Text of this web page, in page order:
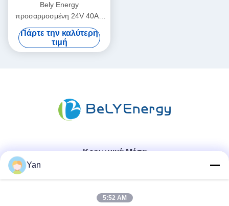
Bely Energy
προσαρμοσμένη 24V 40AH
μπαταρία για το σταθμό
επικοινωνίας UPS ιατρική
Πάρτε την καλύτερη
τιμή
Κοινωνικά Μέσα
Γρήγορη επικοινωνία
Yan
5:52 AM